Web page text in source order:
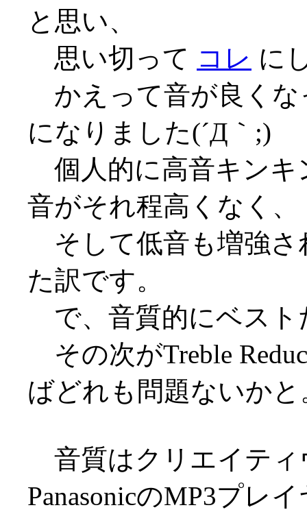
と思い、
思い切って コレ に
かえって音が良くな
になりました(´Д｀;)
個人的に高音キンキ
音がそれ程高くなく、
そして低音も増強さ
た訳です。
で、音質的にベス
その次がTreble
ばどれも問題ないかと
音質はクリエイティ
PanasonicのMP3プレ